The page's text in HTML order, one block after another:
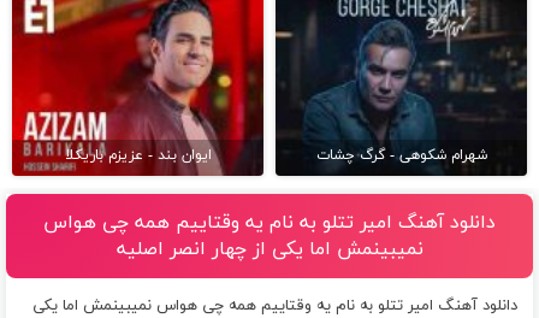
شهرام شکوهی - گرگ چشات ایوان بند - عزیزم باریکلا
دانلود آهنگ امیر تتلو به نام یه وقتاییم همه چی هواس
نمیبینمش اما یکی از چهار انصر اصلیه
دانلود آهنگ امیر تتلو به نام یه وقتاییم همه چی هواس نمیبینمش اما یکی